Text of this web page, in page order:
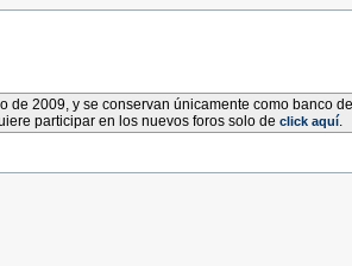
de 2009, y se conservan únicamente como banco
participar en los nuevos foros solo de click aquí.